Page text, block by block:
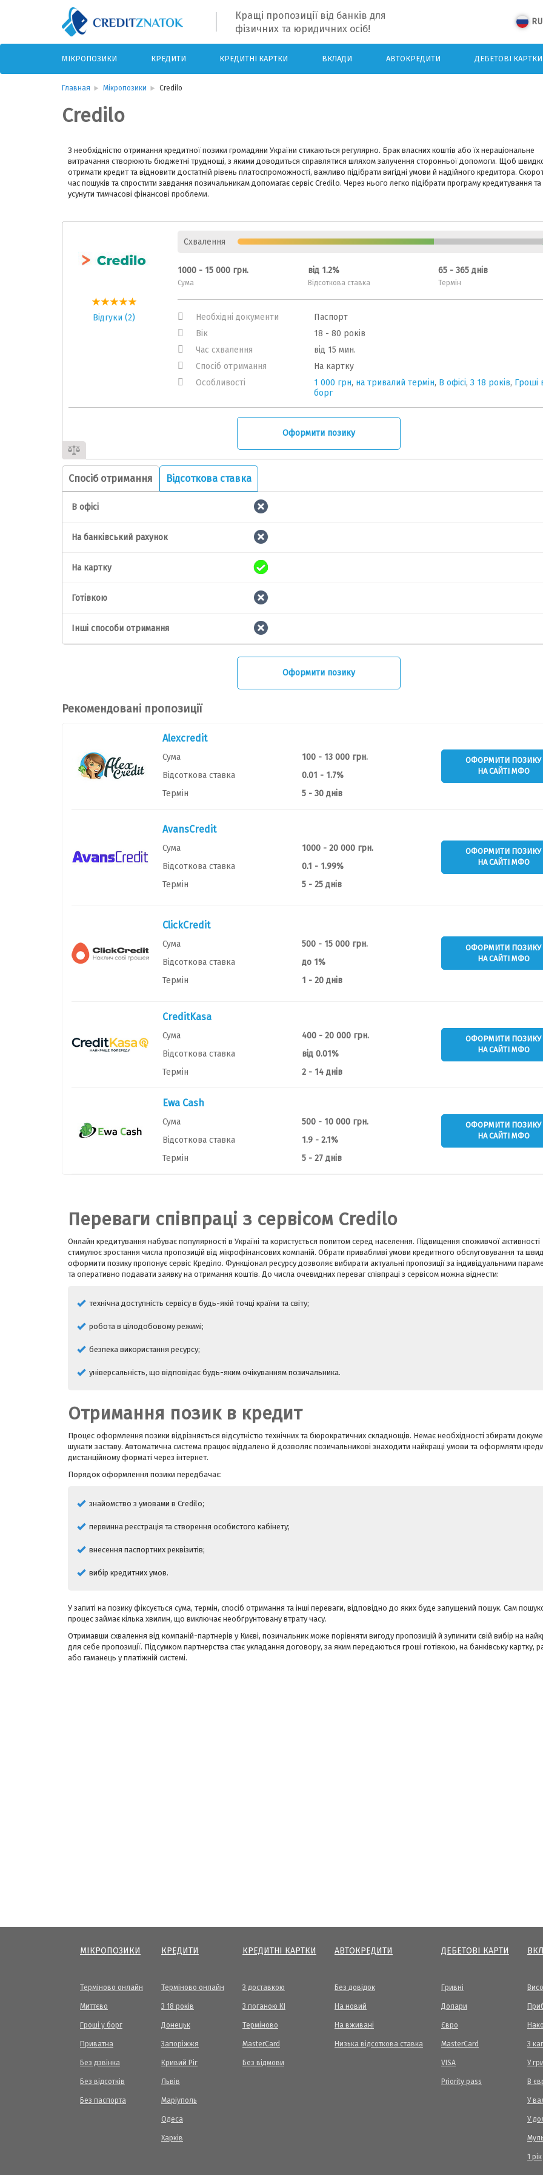
Кращі пропозиції від банків для
фізичних та юридичних осіб!
RU
МІКРОПОЗИКИ КРЕДИТИ КРЕДИТНІ КАРТКИ ВКЛАДИ АВТОКРЕДИТИ ДЕБЕТОВІ КАРТКИ
Главная Мікропозики Credilo
Credilo
З необхідністю отримання кредитної позики громадяни України стикаються регулярно. Брак власних коштів або їх нераціональне
витрачання створюють бюджетні труднощі, з якими доводиться справлятися шляхом залучення сторонньої допомоги. Щоб
отримати кредит та відновити достатній рівень платоспроможності, важливо підібрати вигідні умови й надійного кредитора.
час пошуків та спростити завдання позичальникам допомагає сервіс Credilo. Через нього легко підібрати програму кредитування та
усунути тимчасові фінансові проблеми.
Відгуки (2)
Схвалення
1000 - 15 000 грн.
Сума
від 1.2%
Відсоткова ставка
65 - 365 днів
Термін
Необхідні документи
Паспорт
Вік
18 - 80 років
Час схвалення
від 15 мин.
Спосіб отримання
На картку
Особливості
1 000 грн, на тривалий термін, В офісі, З 18 років, Гроші
борг
Оформити позику
Спосіб отримання Відсоткова ставка
В офісі
На банківський рахунок
На картку
Готівкою
Інші способи отримання
Оформити позику
Рекомендовані пропозиції
Alexcredit
Сума
100 - 13 000 грн.
Відсоткова ставка
0.01 - 1.7%
Термін
5 - 30 днів
ОФОРМИТИ ПОЗИКУ
НА САЙТІ МФО
AvansCredit
Сума
1000 - 20 000 грн.
Відсоткова ставка
0.1 - 1.99%
Термін
5 - 25 днів
ОФОРМИТИ ПОЗИКУ
НА САЙТІ МФО
ClickCredit
Сума
500 - 15 000 грн.
Відсоткова ставка
до 1%
Термін
1 - 20 днів
ОФОРМИТИ ПОЗИКУ
НА САЙТІ МФО
CreditKasa
Сума
400 - 20 000 грн.
Відсоткова ставка
від 0.01%
Термін
2 - 14 днів
ОФОРМИТИ ПОЗИКУ
НА САЙТІ МФО
Ewa Cash
Сума
500 - 10 000 грн.
Відсоткова ставка
1.9 - 2.1%
Термін
5 - 27 днів
ОФОРМИТИ ПОЗИКУ
НА САЙТІ МФО
Переваги співпраці з сервісом Credilo
Онлайн кредитування набуває популярності в Україні та користується попитом серед населення. Підвищення споживчої активності
стимулює зростання числа пропозицій від мікрофінансових компаній. Обрати привабливі умови кредитного обслуговування та
оформити позику пропонує сервіс Креділо. Функціонал ресурсу дозволяє вибирати актуальні пропозиції за індивідуальними
та оперативно подавати заявку на отримання коштів. До числа очевидних переваг співпраці з сервісом можна віднести:
технічна доступність сервісу в будь-якій точці країни та світу;
робота в цілодобовому режимі;
безпека використання ресурсу;
універсальність, що відповідає будь-яким очікуванням позичальника.
Отримання позик в кредит
Процес оформлення позики відрізняється відсутністю технічних та бюрократичних складнощів. Немає необхідності збирати
шукати заставу. Автоматична система працює віддалено й дозволяє позичальникові знаходити найкращі умови та оформляти
дистанційному форматі через інтернет.
Порядок оформлення позики передбачає:
знайомство з умовами в Credilo;
первинна реєстрація та створення особистого кабінету;
внесення паспортних реквізитів;
вибір кредитних умов.
У запиті на позику фіксується сума, термін, спосіб отримання та інші переваги, відповідно до яких буде запущений пошук. Сам
процес займає кілька хвилин, що виключає необґрунтовану втрату часу.
Отримавши схвалення від компаній-партнерів у Києві, позичальник може порівняти вигоду пропозицій й зупинити свій вибір на
для себе пропозиції. Підсумком партнерства стає укладання договору, за яким передаються гроші готівкою, на банківську картку,
або гаманець у платіжній системі.
МІКРОПОЗИКИ
Терміново онлайн
Миттєво
Гроші у борг
Приватна
Без дзвінка
Без відсотків
Без паспорта
КРЕДИТИ
Терміново онлайн
З 18 років
Донецьк
Запоріжжя
Кривий Ріг
Львів
Маріуполь
Одеса
Харків
КРЕДИТНІ КАРТКИ
З доставкою
З поганою КІ
Терміново
МasterCard
Без відмови
АВТОКРЕДИТИ
Без довідок
На новий
На вживані
Низька відсоткова ставка
ДЕБЕТОВІ КАРТИ
Гривні
Долари
Євро
MasterCard
VISA
Priority pass
З
У
В
У
У
1 рік